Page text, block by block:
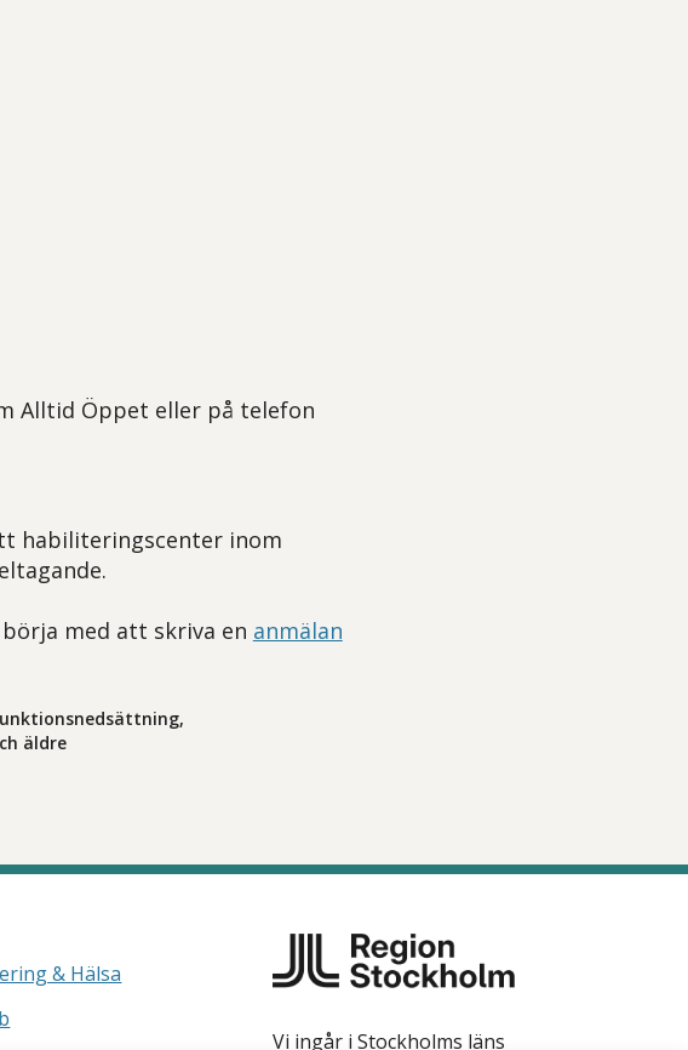
Alltid Öppet eller på telefon
habiliteringscenter inom
med att skriva en anmälan
äldre
& Hälsa
Vi ingår i Stockholms läns